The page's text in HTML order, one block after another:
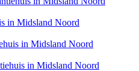
in Midsland Noord
in Midsland Noord
in Midsland Noord